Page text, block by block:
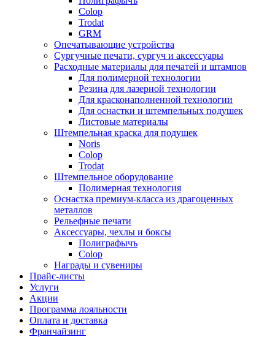
Colop
Trodat
GRM
Опечатывающие устройства
Сургучные печати, сургуч и аксессуары
Расходные материалы для печатей и штампов
Для полимерной технологии
Резина для лазерной технологии
Для красконаполненной технологии
Для оснастки и штемпельных подушек
Листовые материалы
Штемпельная краска для подушек
Noris
Colop
Trodat
Штемпельное оборудование
Полимерная технология
Оснастка премиум-класса из драгоценных
металлов
Рельефные печати
Аксессуары, чехлы и боксы
Полиграфычъ
Colop
Награды и сувениры
Прайс-листы
Услуги
Акции
Программа лояльности
Оплата и доставка
Франчайзинг